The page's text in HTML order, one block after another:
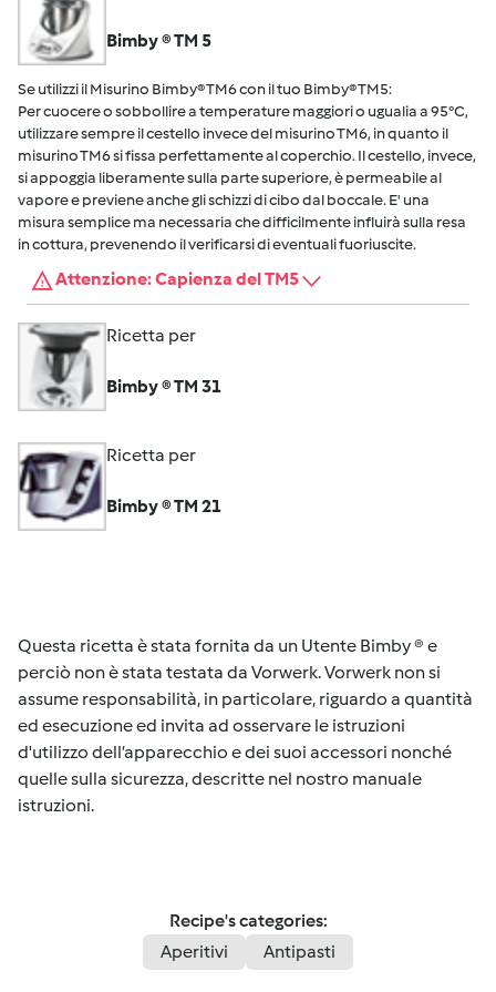
Bimby ® TM 5
Se utilizzi il Misurino Bimby® TM6 con il tuo Bimby® TM5:
Per cuocere o sobbollire a temperature maggiori o ugualia a 95°C,
utilizzare sempre il cestello invece del misurino TM6, in quanto il
misurino TM6 si fissa perfettamente al coperchio. Il cestello, invece,
si appoggia liberamente sulla parte superiore, è permeabile al
vapore e previene anche gli schizzi di cibo dal boccale. E' una
misura semplice ma necessaria che difficilmente influirà sulla resa
in cottura, prevenendo il verificarsi di eventuali fuoriuscite.
Attenzione: Capienza del TM5
Ricetta per
Bimby ® TM 31
Ricetta per
Bimby ® TM 21
Questa ricetta è stata fornita da un Utente Bimby ® e
perciò non è stata testata da Vorwerk. Vorwerk non si
assume responsabilità, in particolare, riguardo a quantità
ed esecuzione ed invita ad osservare le istruzioni
d'utilizzo dell’apparecchio e dei suoi accessori nonché
quelle sulla sicurezza, descritte nel nostro manuale
istruzioni.
Recipe's categories:
Aperitivi
Antipasti